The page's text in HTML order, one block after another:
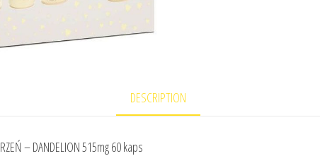
DESCRIPTION
– DANDELION 515mg 60 kaps